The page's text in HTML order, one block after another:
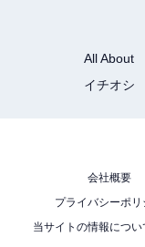
All About
イチオシ
会社概要
プライバシーポリ
当サイトの情報につい